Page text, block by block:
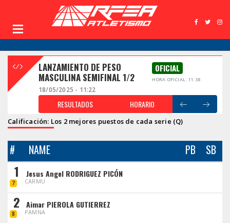
LANZAMIENTO DE PESO
MASCULINA SEMIFINAL 1/2
OFICIAL
HORA OFICIAL: 11:38
18/05/2025 - 11:22
RESULTADOS HORARIO
Calificación: Los 2 mejores puestos de cada serie (Q)
# NAME PB SB
1
7
Jesus Angel RODRIGUEZ PICÓN
CARMU
2
8
Aimar PIEROLA GUTIERREZ
PAMNA